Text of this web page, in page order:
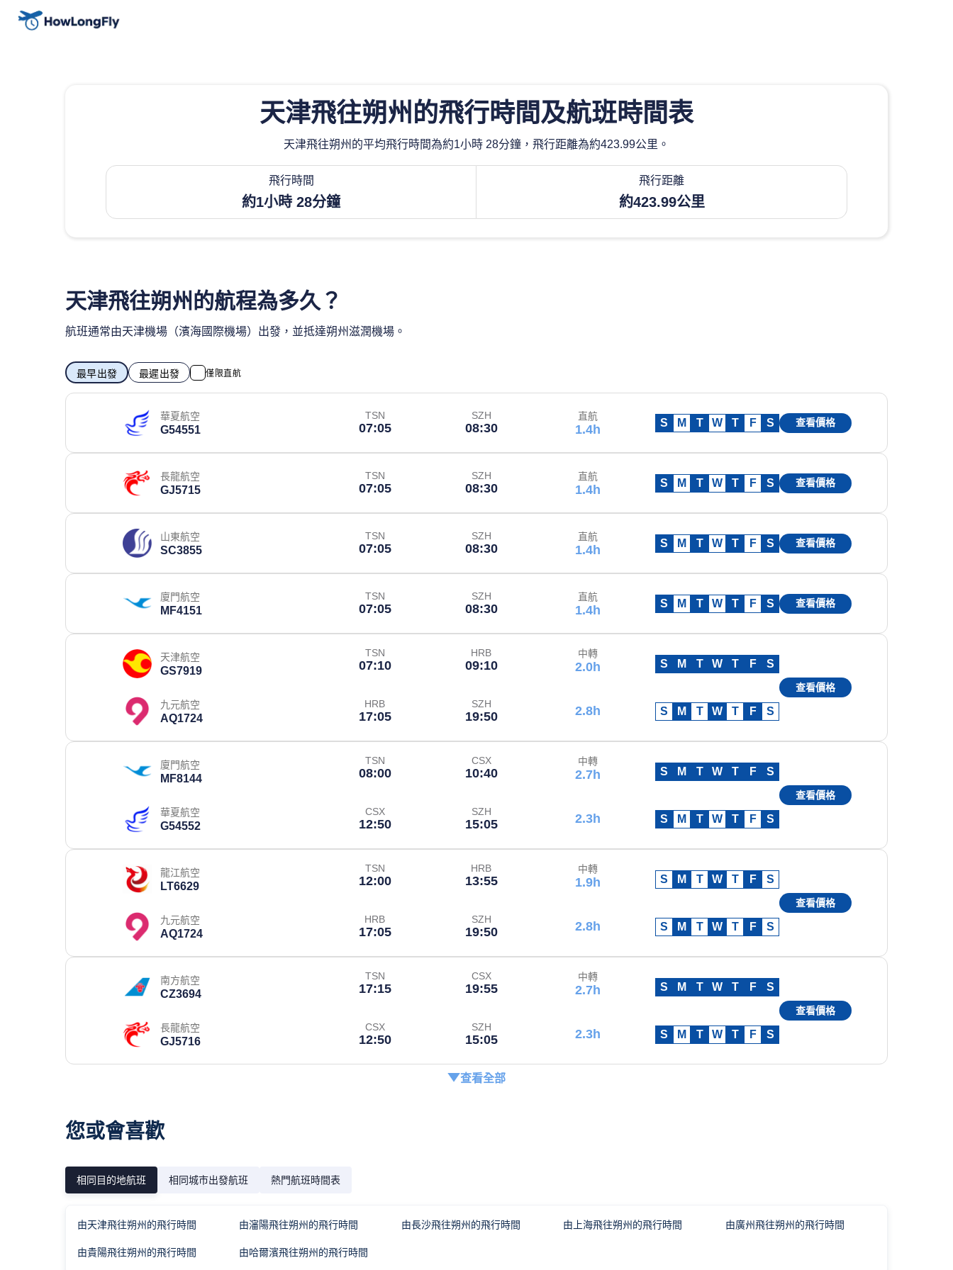
天津飛往朔州的飛行時間及航班時間表
天津飛往朔州的平均飛行時間為約1小時 28分鐘，飛行距離為約423.99公里。
飛行時間
約1小時 28分鐘
飛行距離
約423.99公里
天津飛往朔州的航程為多久？
航班通常由天津機場（濱海國際機場）出發，並抵達朔州滋潤機場。
最早出發 最遲出發 僅限直航
華夏航空
G54551
TSN
07:05
SZH
08:30
直航
1.4h S M T W T F S 查看價格
長龍航空
GJ5715
TSN
07:05
SZH
08:30
直航
1.4h S M T W T F S 查看價格
山東航空
SC3855
TSN
07:05
SZH
08:30
直航
1.4h S M T W T F S 查看價格
廈門航空
MF4151
TSN
07:05
SZH
08:30
直航
1.4h S M T W T F S 查看價格
天津航空
GS7919
TSN
07:10
HRB
09:10
中轉
2.0h S M T W T F S
九元航空
AQ1724
HRB
17:05
SZH
19:50 2.8h S M T W T F S
查看價格
廈門航空
MF8144
TSN
08:00
CSX
10:40
中轉
2.7h S M T W T F S
華夏航空
G54552
CSX
12:50
SZH
15:05 2.3h S M T W T F S
查看價格
龍江航空
LT6629
TSN
12:00
HRB
13:55
中轉
1.9h S M T W T F S
九元航空
AQ1724
HRB
17:05
SZH
19:50 2.8h S M T W T F S
查看價格
南方航空
CZ3694
TSN
17:15
CSX
19:55
中轉
2.7h S M T W T F S
長龍航空
GJ5716
CSX
12:50
SZH
15:05 2.3h S M T W T F S
查看價格
查看全部
您或會喜歡
相同目的地航班 相同城市出發航班 熱門航班時間表
由天津飛往朔州的飛行時間 由瀋陽飛往朔州的飛行時間 由長沙飛往朔州的飛行時間 由上海飛往朔州的飛行時間 由廣州飛往朔州的飛行時間
由貴陽飛往朔州的飛行時間 由哈爾濱飛往朔州的飛行時間